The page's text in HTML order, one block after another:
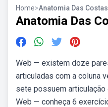
Home>Anatomia Das
Anatomia Das
Web — existem doze
articuladas com a coluna
sete possuem
Web — conheça 6